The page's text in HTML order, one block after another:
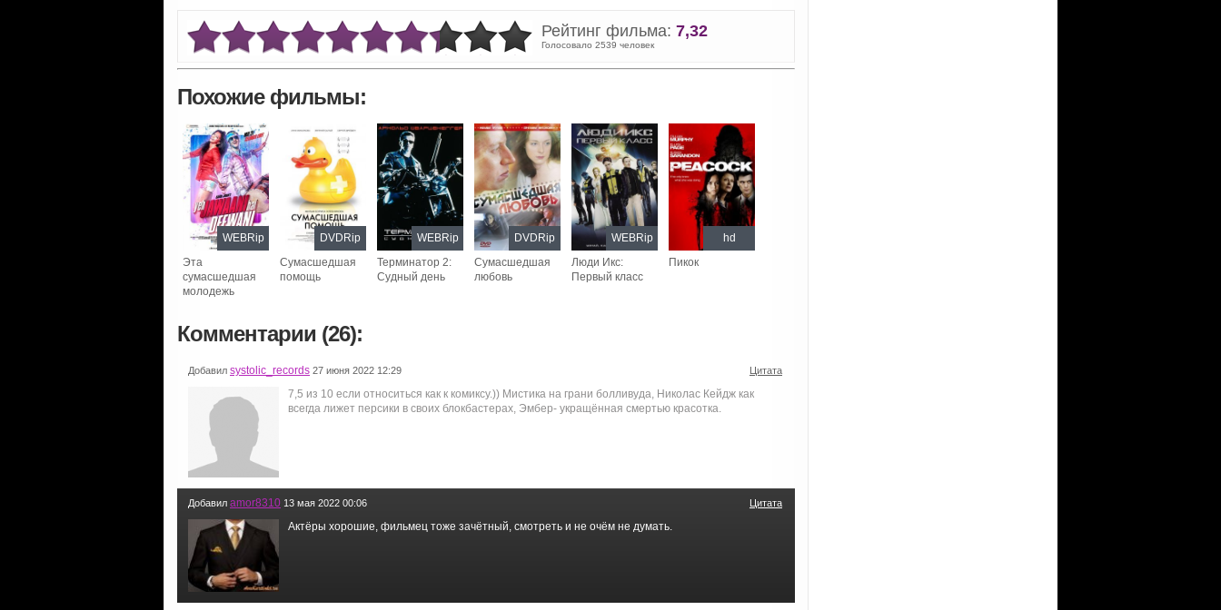
Рейтинг фильма: 7,32
Голосовало 2539 человек
Похожие фильмы:
Эта
сумасшедшая
молодежь
WEBRip
Сумасшедшая
помощь
DVDRip
Терминатор 2:
Судный день
WEBRip
Сумасшедшая
любовь
DVDRip
Люди Икс:
Первый класс
WEBRip
Пикок
hd
Комментарии (26):
Добавил systolic_records 27 июня 2022 12:29 Цитата
7,5 из 10 если относиться как к комиксу.)) Мистика на грани болливуда, Николас Кейдж как
всегда лижет персики в своих блокбастерах, Эмбер- укращённая смертью красотка.
Добавил amor8310 13 мая 2022 00:06 Цитата
Актёры хорошие, фильмец тоже зачётный, смотреть и не очём не думать.